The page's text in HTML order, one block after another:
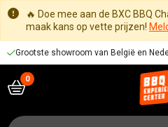
🔥 Doe mee aan de BXC BBQ
maak kans op vette prijzen!
Voor 16:00 besteld, zelfde werkdag
Zoeken